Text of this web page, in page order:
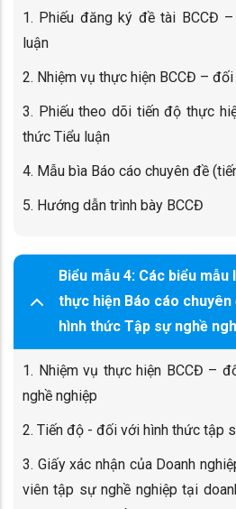
1. Phiếu đăng ký đề tài BCCĐ
luận
2. Nhiệm vụ thực hiện BCCĐ –
3. Phiếu theo dõi tiến độ thực
thức Tiểu luận
4. Mẫu bìa Báo cáo chuyên đề
5. Hướng dẫn trình bày BCCĐ
Biểu mẫu 4: Các biểu
thực hiện Báo cáo
hình thức Tập sự nghề
1. Nhiệm vụ thực hiện BCCĐ –
nghề nghiệp
2. Tiến độ - đối với hình thức tập
3. Giấy xác nhận của Doanh
viên tập sự nghề nghiệp tại